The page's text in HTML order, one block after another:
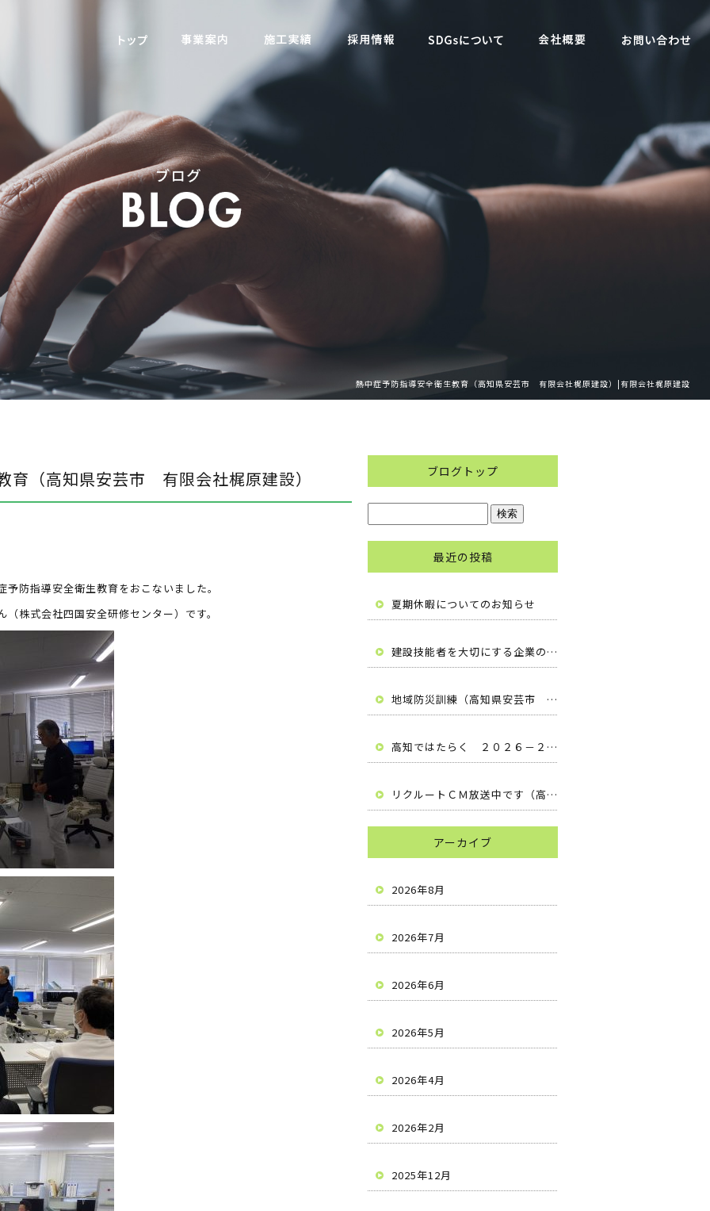
熱中症予防指導安全衛生教育（高知県安芸市 有限会社梶原建設）|有限会社梶原建設
育（高知県安芸市 有限会社梶原建設）
防指導安全衛生教育をおこないました。
株式会社四国安全研修センター）です。
ブログトップ
最近の投稿
夏期休暇についてのお知らせ
建設技能者を大切にする企業の自主宣言（高知県安芸市 有限会社梶原建設）
地域防災訓練（高知県安芸市 有限会社梶原建設）
高知ではたらく ２０２６－２０２７ （高知県安芸市 有限会社梶原建設）
リクルートＣＭ放送中です（高知県安芸市 有限会社梶原建設）
アーカイブ
2026年8月
2026年7月
2026年6月
2026年5月
2026年4月
2026年2月
2025年12月